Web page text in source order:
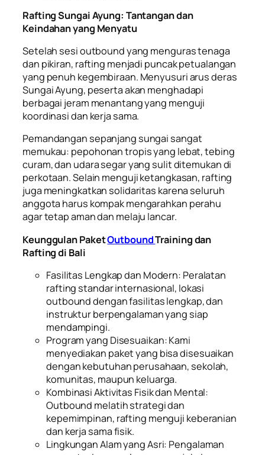
Rafting Sungai Ayung: Tantangan dan
Keindahan yang Menyatu
Setelah sesi outbound yang menguras tenaga
dan pikiran, rafting menjadi puncak petualangan
yang penuh kegembiraan. Menyusuri arus deras
Sungai Ayung, peserta akan menghadapi
berbagai jeram menantang yang menguji
koordinasi dan kerja sama.
Pemandangan sepanjang sungai sangat
memukau: pepohonan tropis yang lebat, tebing
curam, dan udara segar yang sulit ditemukan di
perkotaan. Selain menguji ketangkasan, rafting
juga meningkatkan solidaritas karena seluruh
anggota harus kompak mengarahkan perahu
agar tetap aman dan melaju lancar.
Keunggulan PaketOutboundTraining dan
Rafting di Bali
Fasilitas Lengkap dan Modern: Peralatan
rafting standar internasional, lokasi
outbound dengan fasilitas lengkap, dan
instruktur berpengalaman yang siap
mendampingi.
Program yang Disesuaikan: Kami
menyediakan paket yang bisa disesuaikan
dengan kebutuhan perusahaan, sekolah,
komunitas, maupun keluarga.
Kombinasi Aktivitas Fisik dan Mental:
Outbound melatih strategi dan
kepemimpinan, rafting menguji keberanian
dan kerja sama fisik.
Lingkungan Alam yang Asri: Pengalaman